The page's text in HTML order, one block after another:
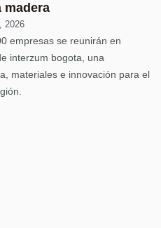
madera
2026
empresas se reunirán en
interzum bogota, una
materiales e innovación para el